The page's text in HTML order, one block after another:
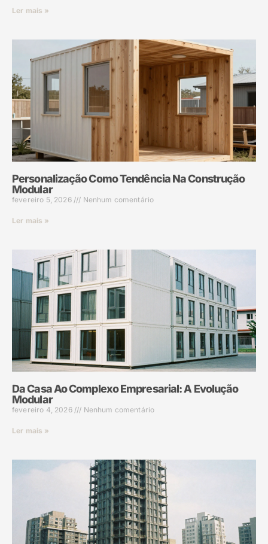
Ler mais »
Personalização Como Tendência Na Construção
Modular
fevereiro 5, 2026 Nenhum comentário
Ler mais »
Da Casa Ao Complexo Empresarial: A Evolução
Modular
fevereiro 4, 2026 Nenhum comentário
Ler mais »